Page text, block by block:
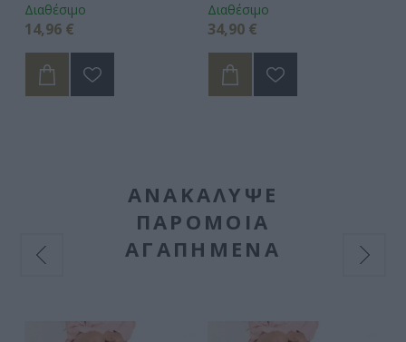
Διαθέσιμο
14,96 €
Διαθέσιμο
34,90 €
ΑΝΑΚΆΛΥΨΕ
ΠΑΡΌΜΟΙΑ
ΑΓΑΠΗΜΈΝΑ